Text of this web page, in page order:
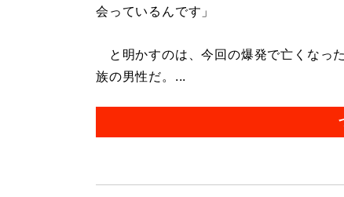
会っているんです」
と明かすのは、今回の爆発で亡くなっ
族の男性だ。...